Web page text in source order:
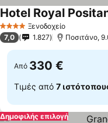
4 ΑστέριαΞενοδοχείο
Hotel Royal
7,0 1.827 Ποσιτάνο,
Από 330 €
Τιμές από 7
Δημοφιλής επιλογή